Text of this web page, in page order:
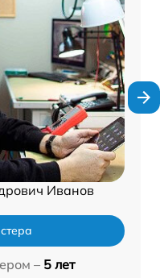
Иванов
– 5 лет